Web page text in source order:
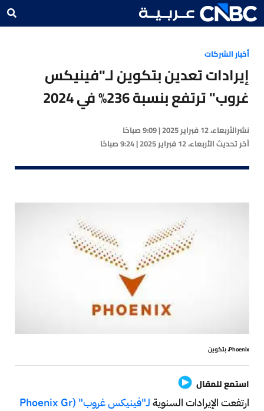
أخبار الشركات
إيرادات تعدين بتكوين لـ"فينيكس
غروب" ترتفع بنسبة 236% في 2024
نشرالأربعاء، 12 فبراير 2025 | 9:09 صباحًا
آخر تحديثالأربعاء، 12 فبراير 2025 | 9:24 صباحًا
Phoenix، بتكوين
استمع للمقال
ارتفعت الإيرادات السنوية
لـ"فينيكس غروب" (Phoenix Gr